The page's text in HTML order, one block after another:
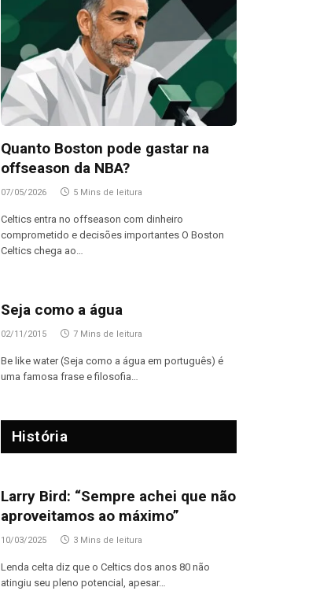
Quanto Boston pode gastar na
offseason da NBA?
07/05/2026 5 Mins de leitura
Celtics entra no offseason com dinheiro
comprometido e decisões importantes O Boston
Celtics chega ao…
Seja como a água
02/11/2015 7 Mins de leitura
Be like water (Seja como a água em português) é
uma famosa frase e filosofia…
História
Larry Bird: “Sempre achei que não
aproveitamos ao máximo”
10/03/2025 3 Mins de leitura
Lenda celta diz que o Celtics dos anos 80 não
atingiu seu pleno potencial, apesar…